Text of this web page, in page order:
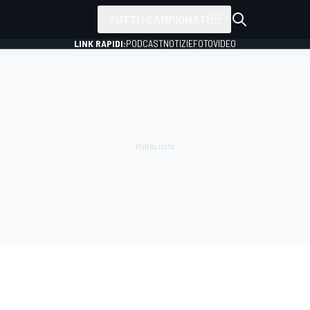
LINK RAPIDI:PODCASTNOTIZIEFOTOVIDEO